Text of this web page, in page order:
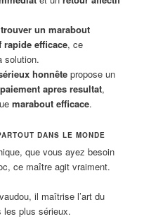
trouver un marabout
rapide efficace, ce
honnêtepropose un
apres resultat,
marabout efficace.
DANS LE MONDE
que vous ayez besoin
ce maître agit vraiment.
il maîtrise l’art du
les plus sérieux.